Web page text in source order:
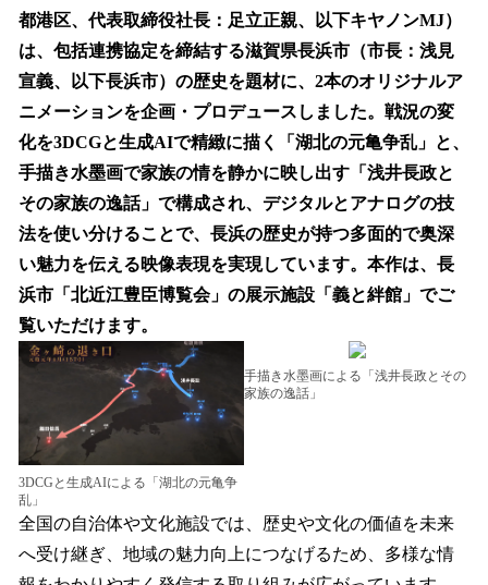
数
を
読
み
込
中
で
す
都港区、代表取締役社長：足立正親、以下キヤノンMJ）
は、包括連携協定を締結する滋賀県長浜市（市長：浅見
宣義、以下長浜市）の歴史を題材に、2本のオリジナルア
ニメーションを企画・プロデュースしました。戦況の変
化を3DCGと生成AIで精緻に描く「湖北の元亀争乱」と、
手描き水墨画で家族の情を静かに映し出す「浅井長政と
その家族の逸話」で構成され、デジタルとアナログの技
法を使い分けることで、長浜の歴史が持つ多面的で奥深
い魅力を伝える映像表現を実現しています。本作は、長
浜市「北近江豊臣博覧会」の展示施設「義と絆館」でご
覧いただけます。
3DCGと生成AIによる「湖北の元亀争
乱」
手描き水墨画による「浅井長政とその
家族の逸話」
全国の自治体や文化施設では、歴史や文化の価値を未来
へ受け継ぎ、地域の魅力向上につなげるため、多様な情